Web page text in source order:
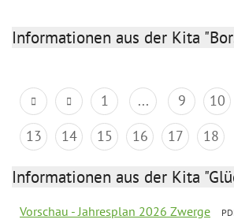
Informationen aus der Kita
1 ... 9 10
13
14 15 16 17 18
Informationen aus der Kita
Vorschau - Jahresplan 2026 Zwerge